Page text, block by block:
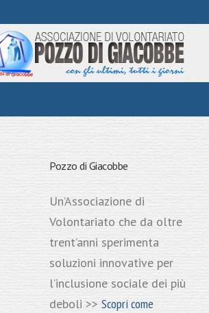
Pozzo di Giacobbe
Un’Associazione di
Volontariato che da oltre
trent’anni sperimenta
soluzioni innovative per
l’inclusione sociale dei più
deboli >> Scopri come